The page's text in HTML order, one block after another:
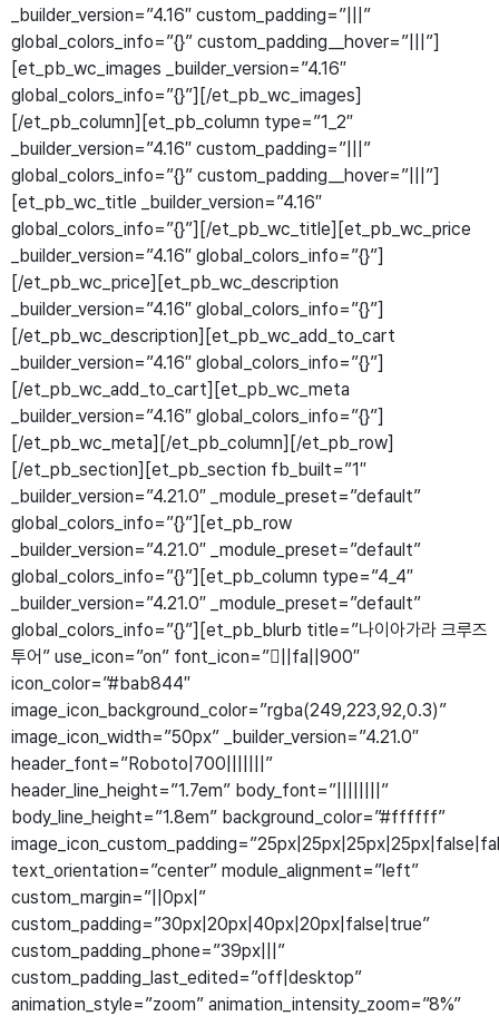
_builder_version=”4.16″ custom_padding=”|||”
global_colors_info=”{}” custom_padding__hover=”|||”]
[et_pb_wc_images _builder_version=”4.16″
global_colors_info=”{}”][/et_pb_wc_images]
[/et_pb_column][et_pb_column type=”1_2″
_builder_version=”4.16″ custom_padding=”|||”
global_colors_info=”{}” custom_padding__hover=”|||”]
[et_pb_wc_title _builder_version=”4.16″
global_colors_info=”{}”][/et_pb_wc_title][et_pb_wc_price
_builder_version=”4.16″ global_colors_info=”{}”]
[/et_pb_wc_price][et_pb_wc_description
_builder_version=”4.16″ global_colors_info=”{}”]
[/et_pb_wc_description][et_pb_wc_add_to_cart
_builder_version=”4.16″ global_colors_info=”{}”]
[/et_pb_wc_add_to_cart][et_pb_wc_meta
_builder_version=”4.16″ global_colors_info=”{}”]
[/et_pb_wc_meta][/et_pb_column][/et_pb_row]
[/et_pb_section][et_pb_section fb_built=”1″
_builder_version=”4.21.0″ _module_preset=”default”
global_colors_info=”{}”][et_pb_row
_builder_version=”4.21.0″ _module_preset=”default”
global_colors_info=”{}”][et_pb_column type=”4_4″
_builder_version=”4.21.0″ _module_preset=”default”
global_colors_info=”{}”][et_pb_blurb title=”나이아가라 크루즈
투어” use_icon=”on” font_icon=”||fa||900″
icon_color=”#bab844″
image_icon_background_color=”rgba(249,223,92,0.3)”
image_icon_width=”50px” _builder_version=”4.21.0″
header_font=”Roboto|700|||||||”
header_line_height=”1.7em” body_font=”||||||||”
body_line_height=”1.8em” background_color=”#ffffff”
text_orientation=”center” module_alignment=”left”
custom_margin=”||0px|”
custom_padding=”30px|20px|40px|20px|false|true”
custom_padding_phone=”39px|||”
custom_padding_last_edited=”off|desktop”
animation_style=”zoom” animation_intensity_zoom=”8%”